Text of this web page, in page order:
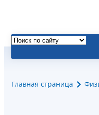
Главная страница